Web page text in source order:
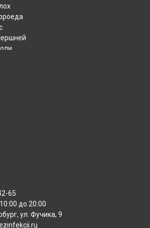
кожееда
точильщика
и грибка
смерти
ртути
65
до 20:00
ул. Фучика, 9